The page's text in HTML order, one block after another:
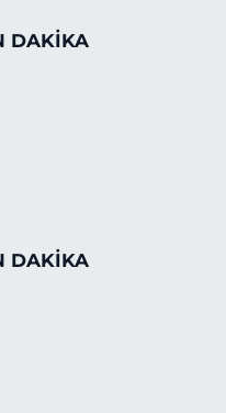
DAKİKA
DAKİKA